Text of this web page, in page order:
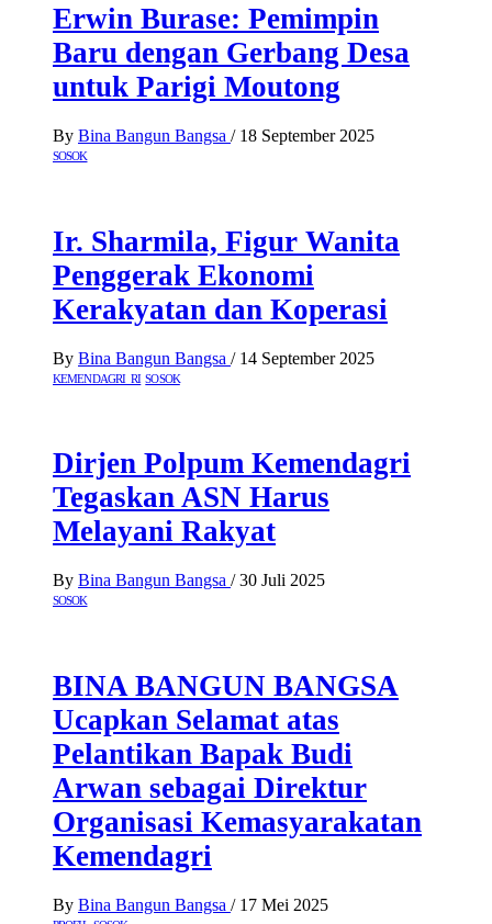
Erwin Burase: Pemimpin
Baru dengan Gerbang Desa
untuk Parigi Moutong
By Bina Bangun Bangsa / 18 September 2025
SOSOK
Ir. Sharmila, Figur Wanita
Penggerak Ekonomi
Kerakyatan dan Koperasi
By Bina Bangun Bangsa / 14 September 2025
KEMENDAGRI RI SOSOK
Dirjen Polpum Kemendagri
Tegaskan ASN Harus
Melayani Rakyat
By Bina Bangun Bangsa / 30 Juli 2025
SOSOK
BINA BANGUN BANGSA
Ucapkan Selamat atas
Pelantikan Bapak Budi
Arwan sebagai Direktur
Organisasi Kemasyarakatan
Kemendagri
By Bina Bangun Bangsa / 17 Mei 2025